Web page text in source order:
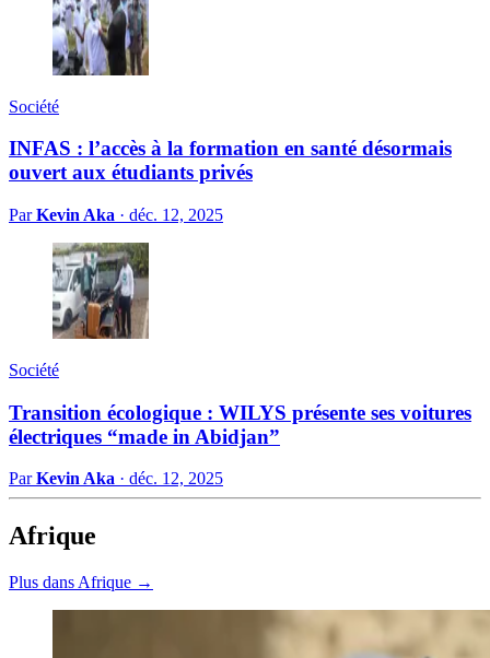
Société
INFAS : l’accès à la formation en santé désormais
ouvert aux étudiants privés
ParKevin Aka · déc. 12, 2025
Société
Transition écologique : WILYS présente ses voitures
électriques “made in Abidjan”
ParKevin Aka · déc. 12, 2025
Afrique
Plus dans Afrique →